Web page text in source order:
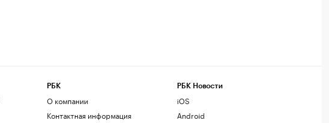
РБК
О компании
Контактная информация
РБК Новости
iOS
Android